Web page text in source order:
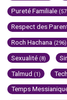
Pureté Familiale
Respect des
Roch Hachana (296)
Sexualité (8)
Talmud (1)
Temps